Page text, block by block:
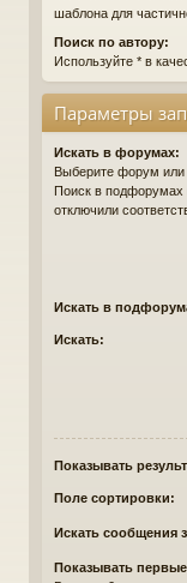
шаблона для
Поиск по автору:
Используйте * в
Параметры
Искать в форумах:
Выберите форум или
Поиск в подфорумах
отключили
Искать в
Искать:
Показывать
Поле сортировки:
Искать сообщения
Показывать